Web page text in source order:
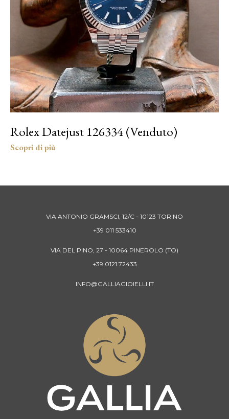
Rolex Datejust 126334 (Venduto)
VIA ANTONIO GRAMSCI, 12/C - 10123 TORINO
+39 011 533410
VIA DEL PINO, 27 - 10064 PINEROLO (TO)
+39 0121 72433
INFO@GALLIAGIOIELLI.IT